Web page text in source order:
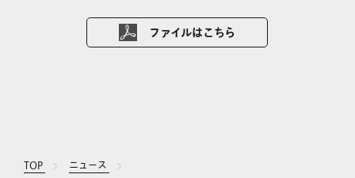
ファイルはこちら
TOP
ニュース